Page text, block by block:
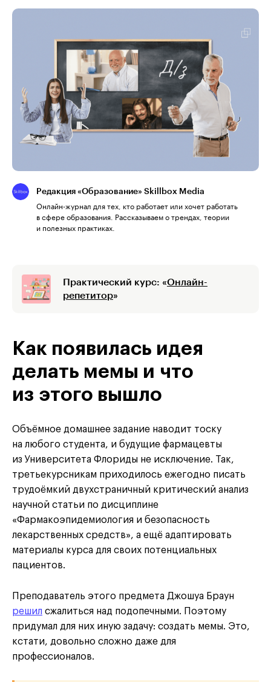
Редакция «Образование» Skillbox Media
Онлайн-журнал для тех, кто работает или хочет работать
в сфере образования. Рассказываем о трендах, теории
и полезных практиках.
Практический курс: «Онлайн-
репетитор»
Как появилась идея
делать мемы и что
из этого вышло
Объёмное домашнее задание наводит тоску
на любого студента, и будущие фармацевты
из Университета Флориды не исключение. Так,
третьекурсникам приходилось ежегодно писать
трудоёмкий двухстраничный критический анализ
научной статьи по дисциплине
«Фармакоэпидемиология и безопасность
лекарственных средств», а ещё адаптировать
материалы курса для своих потенциальных
пациентов.
Преподаватель этого предмета Джошуа Браун
решил сжалиться над подопечными. Поэтому
придумал для них иную задачу: создать мемы. Это,
кстати, довольно сложно даже для
профессионалов.